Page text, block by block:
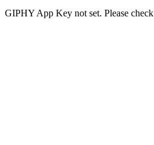
GIPHY App Key not set. Please check